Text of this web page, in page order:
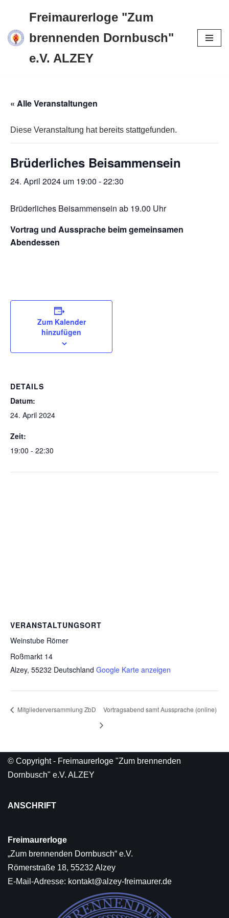
Zum
Inhalt
springen
Freimaurerloge "Zum
brennenden Dornbusch"
e.V. ALZEY
« Alle Veranstaltungen
Diese Veranstaltung hat bereits stattgefunden.
Brüderliches Beisammensein
24. April 2024 um 19:00 -22:30
Brüderliches Beisammensein ab 19.00 Uhr
Vortrag und Aussprache beim gemeinsamen
Abendessen
Zum Kalender
hinzufügen
DETAILS
Datum:
24. April 2024
Zeit:
19:00 - 22:30
VERANSTALTUNGSORT
Weinstube Römer
Roßmarkt 14
Alzey, 55232 Deutschland Google Karte anzeigen
Mitgliederversammlung ZbD Vortragsabend samt Aussprache (online)
© Copyright - Freimaurerloge "Zum brennenden
Dornbusch" e.V. ALZEY
ANSCHRIFT
Freimaurerloge
„Zum brennenden Dornbusch“ e.V.
Römerstraße 18, 55232 Alzey
E-Mail-Adresse: kontakt@alzey-freimaurer.de